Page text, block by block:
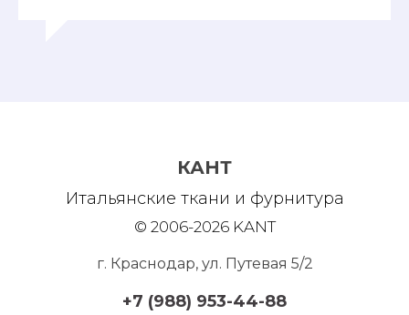
КАНТ
Итальянские ткани и фурнитура
© 2006-2026 KANT
г. Краснодар, ул. Путевая 5/2
+7 (988) 953-44-88